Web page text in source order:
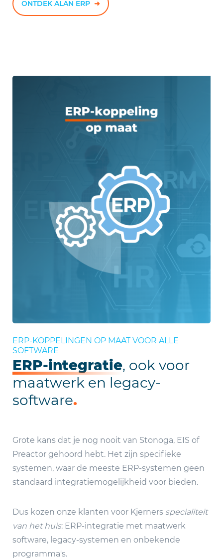
ONTDEK ALAN ERP ➜
ERP-KOPPELINGEN OP MAAT VOOR ALLE
SOFTWARE
ERP-integratie, ook voor
maatwerk en legacy-
software.
Grote kans dat je nog nooit van Stonoga, EIS of
Preactor gehoord hebt. Het zijn specifieke
systemen, waar de meeste ERP-systemen geen
standaard integratiemogelijkheid voor bieden.
Dus kozen onze klanten voor Kjerners specialiteit
van het huis: ERP-integratie met maatwerk
software, legacy-systemen en onbekende
programma's.